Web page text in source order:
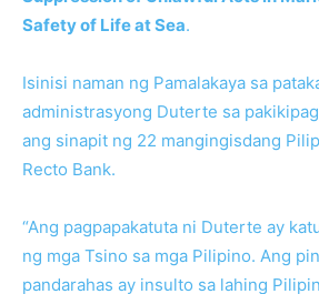
Safety of Life at Sea.
Isinisi naman ng Pamalakaya sa
administrasyong Duterte sa
ang sinapit ng 22 mangingisdang
Recto Bank.
“Ang pagpapakatuta ni Duterte ay
ng mga Tsino sa mga Pilipino. Ang
pandarahas ay insulto sa lahing